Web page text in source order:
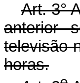
Art. 3°
anterior
televisão
horas.